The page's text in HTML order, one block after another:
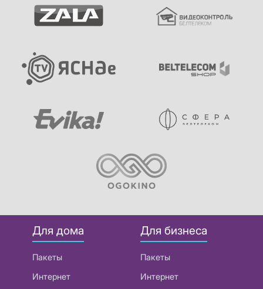
Для дома
Пакеты
Интернет
Для бизнеса
Пакеты
Интернет